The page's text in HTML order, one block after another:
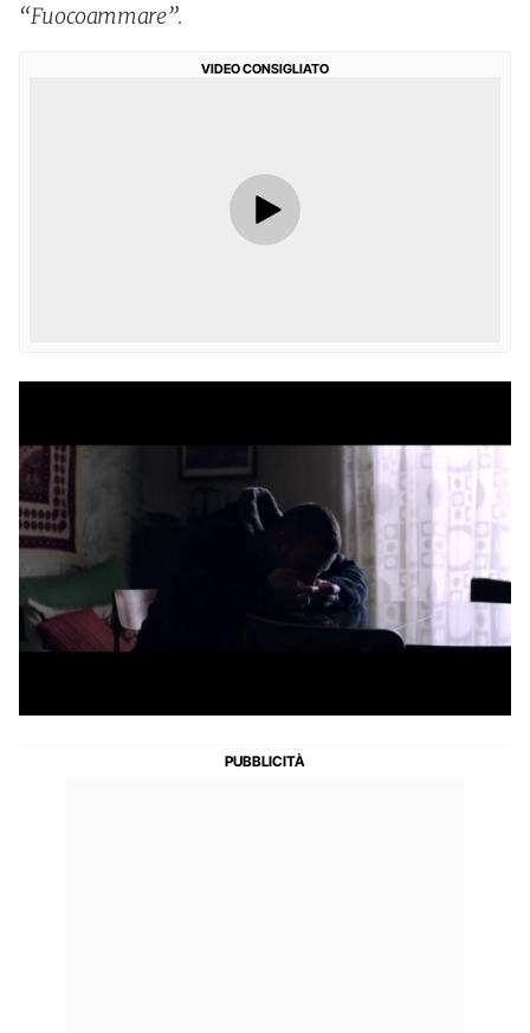
“Fuocoammare”.
VIDEO CONSIGLIATO